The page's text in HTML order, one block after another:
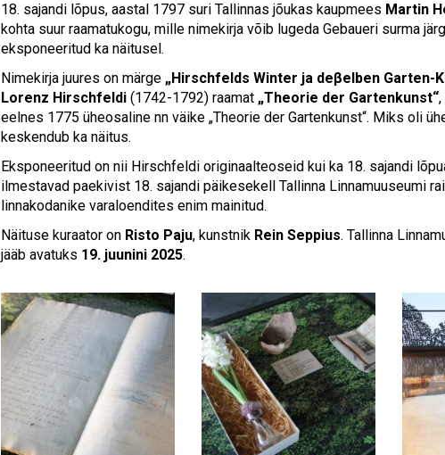
18. sajandi lõpus, aastal 1797 suri Tallinnas jõukas kaupmees Martin
kohta suur raamatukogu, mille nimekirja võib lugeda Gebaueri surma
eksponeeritud ka näitusel.
Nimekirja juures on märge „Hirschfelds Winter ja deβelben Garten-
Lorenz Hirschfeldi (1742-1792) raamat „Theorie der Gartenkunst“
eelnes 1775 üheosaline nn väike „Theorie der Gartenkunst“. Miks oli
keskendub ka näitus.
Eksponeeritud on nii Hirschfeldi originaalteoseid kui ka 18. sajandi
ilmestavad paekivist 18. sajandi päikesekell Tallinna Linnamuuseumi
linnakodanike varaloendites enim mainitud.
Näituse kuraator on Risto Paju, kunstnik Rein Seppius. Tallinna
jääb avatuks 19. juunini 2025.